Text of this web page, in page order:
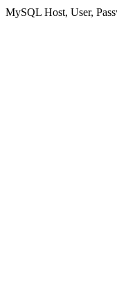
MySQL Host, User,